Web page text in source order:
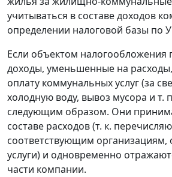
учитываться в составе доходов
определении налоговой базы по
Если объектом налогообложения
доходы, уменьшенные на
оплату коммунальных услуг (за
холодную воду, вывоз мусора и т.
следующим образом. Они
составе расходов (т. к.
соответствующим
услуги) и одновременно
части компании.